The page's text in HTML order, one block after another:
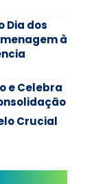
Dia dos
à
e Celebra
Crucial